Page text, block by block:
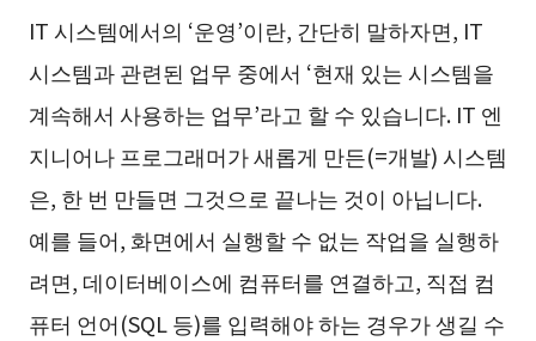
IT 시스템에서의 ‘운영’이란, 간단히 말하자면, IT
시스템과 관련된 업무 중에서 ‘현재 있는 시스템을
계속해서 사용하는 업무’라고 할 수 있습니다. IT 엔
지니어나 프로그래머가 새롭게 만든(=개발) 시스템
은, 한 번 만들면 그것으로 끝나는 것이 아닙니다.
예를 들어, 화면에서 실행할 수 없는 작업을 실행하
려면, 데이터베이스에 컴퓨터를 연결하고, 직접 컴
퓨터 언어(SQL 등)를 입력해야 하는 경우가 생길 수